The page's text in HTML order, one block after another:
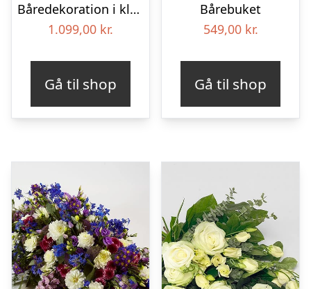
Båredekoration i klassisk stil – pink
1.099,00 kr.
Gå til shop
Bårebuket
549,00 kr.
Gå til shop